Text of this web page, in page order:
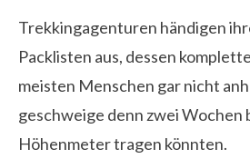
Trekkingagenturen händigen
Packlisten aus, dessen
meisten Menschen gar nicht
geschweige denn zwei Wochen
Höhenmeter tragen könnten.